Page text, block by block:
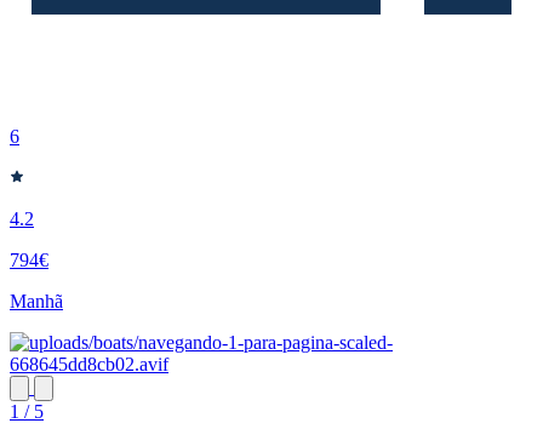
6
4.2
794€
Manhã
1 / 5